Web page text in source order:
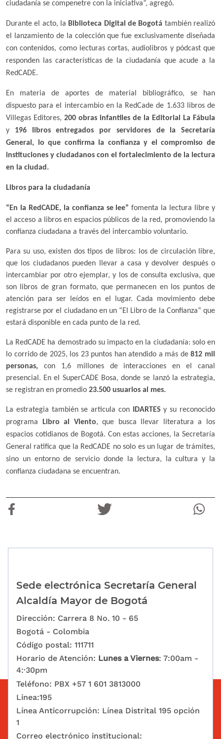
ciudadanía se compenetre con la iniciativa”, agregó.
Durante el acto, la Biblioteca Digital de Bogotá también realizó
el lanzamiento de la colección que fue exclusivamente diseñada
con contenidos, como lecturas cortas, audiolibros y pódcast que
responden las características de la ciudadanía que acude a la
RedCADE.
En materia de aportes de material bibliográfico, se han
dispuesto para el intercambio en la RedCade de 1.633 libros de
Villegas Editores, 200 obras infantiles de la Editorial La Fábula
y
196 libros entregados por servidores de la Secretaría
General, lo que confirma la confianza y el compromiso de
instituciones y ciudadanos con el fortalecimiento de la lectura
en la ciudad.
Libros para la ciudadanía
“En la RedCADE, la confianza se lee” fomenta la lectura libre y
el acceso a libros en espacios públicos de la red, promoviendo la
confianza ciudadana a través del intercambio voluntario.
Para su uso, existen dos tipos de libros: los de circulación libre,
que los ciudadanos pueden llevar a casa y devolver después o
intercambiar por otro ejemplar, y los de consulta exclusiva, que
son libros de gran formato, que permanecen en los puntos de
atención para ser leídos en el lugar. Cada movimiento debe
registrarse por el ciudadano en un “El Libro de la Confianza” que
estará disponible en cada punto de la red.
La RedCADE ha demostrado su impacto en la ciudadanía: solo en
lo corrido de 2025, los 23 puntos han atendido a más de812 mil
personas, con 1,6 millones de interacciones en el canal
presencial. En el SuperCADE Bosa, donde se lanzó la estrategia,
se registran en promedio 23.500 usuarios al mes.
La estrategia también se articula con IDARTES y su reconocido
programa
Libro al Viento, que busca llevar literatura a los
espacios cotidianos de Bogotá. Con estas acciones, la Secretaría
General ratifica que la RedCADE no solo es un lugar de trámites,
sino un entorno de servicio donde la lectura, la cultura y la
confianza ciudadana se encuentran.
Sede electrónica Secretaría General
Alcaldía Mayor de Bogotá
Dirección: Carrera 8 No. 10 - 65
Bogotá - Colombia
Código postal: 111711
Horario de Atención: Lunes a Viernes: 7:00am -
4:·30pm
Teléfono: PBX +57 1 601 3813000
Linea:195
Línea Anticorrupción: Línea Distrital 195 opción
1
Correo electrónico institucional: